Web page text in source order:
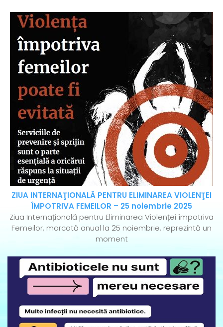
ZIUA INTERNAŢIONALĂ PENTRU ELIMINAREA VIOLENŢEI
ÎMPOTRIVA FEMEILOR – 25 noiembrie 2025
Ziua Internațională pentru Eliminarea Violenței împotriva
Femeilor, marcată anual la 25 noiembrie, reprezintă un
moment